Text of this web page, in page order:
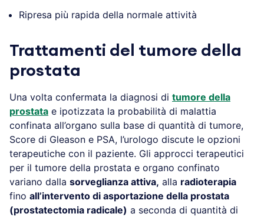
Ripresa più rapida della normale attività
Trattamenti del tumore della
prostata
Una volta confermata la diagnosi di tumore della
prostata e ipotizzata la probabilità di malattia
confinata all’organo sulla base di quantità di tumore,
Score di Gleason e PSA, l’urologo discute le opzioni
terapeutiche con il paziente. Gli approcci terapeutici
per il tumore della prostata e organo confinato
variano dalla sorveglianza attiva, alla radioterapia
fino all’intervento di asportazione della prostata
(prostatectomia radicale) a seconda di quantità di